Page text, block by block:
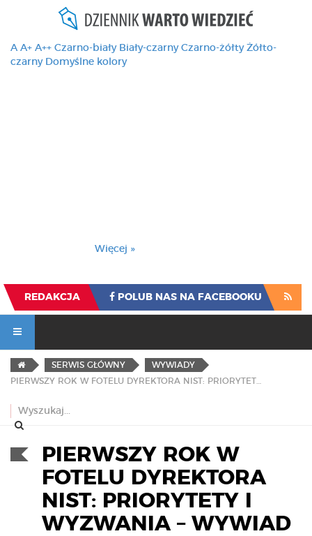
A A+ A++ Czarno-biały Biały-czarny Czarno-żółty Żółto-
czarny Domyślne kolory
Więcej »
REDAKCJA POLUB NAS NA FACEBOOKU
SERWIS GŁÓWNY
WYWIADY
PIERWSZY ROK W
FOTELU DYREKTORA
NIST: PRIORYTETY I
WYZWANIA – WYWIAD